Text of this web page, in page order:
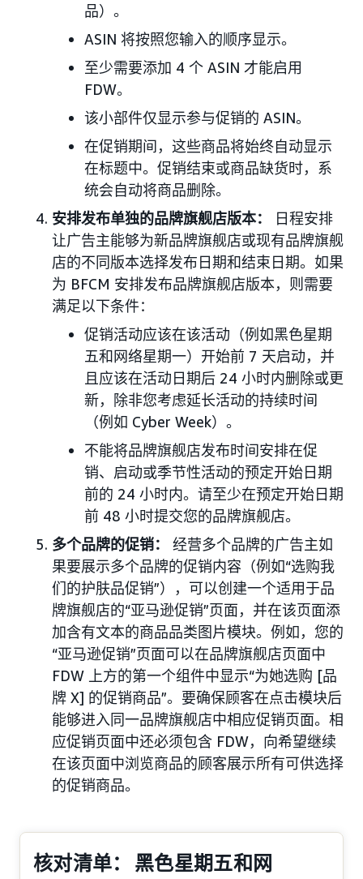
品）。
ASIN 将按照您输入的顺序显示。
至少需要添加 4 个 ASIN 才能启用
FDW。
该小部件仅显示参与促销的 ASIN。
在促销期间，这些商品将始终自动显示
在标题中。促销结束或商品缺货时，系
统会自动将商品删除。
安排发布单独的品牌旗舰店版本：
日程安排
让广告主能够为新品牌旗舰店或现有品牌旗舰
店的不同版本选择发布日期和结束日期。如果
为 BFCM 安排发布品牌旗舰店版本，则需要
满足以下条件：
促销活动应该在该活动（例如黑色星期
五和网络星期一）开始前 7 天启动，并
且应该在活动日期后 24 小时内删除或更
新，除非您考虑延长活动的持续时间
（例如 Cyber Week）。
不能将品牌旗舰店发布时间安排在促
销、启动或季节性活动的预定开始日期
前的 24 小时内。请至少在预定开始日期
前 48 小时提交您的品牌旗舰店。
多个品牌的促销：
经营多个品牌的广告主如
果要展示多个品牌的促销内容（例如“选购我
们的护肤品促销”），可以创建一个适用于品
牌旗舰店的“亚马逊促销”页面，并在该页面添
加含有文本的商品品类图片模块。例如，您的
“亚马逊促销”页面可以在品牌旗舰店页面中
FDW 上方的第一个组件中显示“为她选购 [品
牌 X] 的促销商品”。要确保顾客在点击模块后
能够进入同一品牌旗舰店中相应促销页面。相
应促销页面中还必须包含 FDW，向希望继续
在该页面中浏览商品的顾客展示所有可供选择
的促销商品。
核对清单： 黑色星期五和网